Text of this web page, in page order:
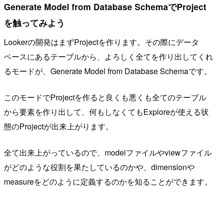
Generate Model from Database SchemaでProject
を触ってみよう
Lookerの開発はまずProjectを作ります。その際にデータ
ベースにあるテーブルから、よろしく全てを作り出してくれ
るモードが、Generate Model from Database Schemaです。
このモードでProjectを作ると良くも悪くも全てのテーブル
から要素を作り出して、何もしなくてもExploreが使える状
態のProjectが出来上がります。
全て出来上がっているので、modelファイルやviewファイル
がどのような役割を果たしているのかや、dimensionや
measureをどのように定義するのかを知ることができます。